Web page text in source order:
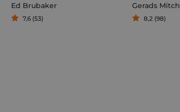
Ed Brubaker
7,6 (53)
Gerads Mitch
8,2 (98)